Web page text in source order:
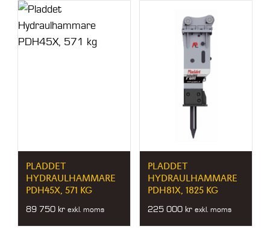
PLADDET
HYDRAULHAMMARE
PDH45X, 571 KG
89 750 kr exkl. moms
PLADDET
HYDRAULHAMMARE
PDH81X, 1825 KG
225 000 kr exkl. moms